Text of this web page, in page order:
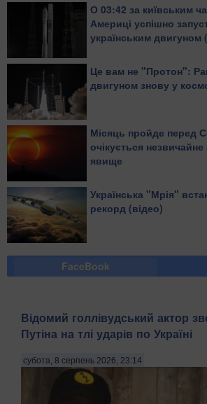
О 03:42 за київським
Америці успішно
українським двигуном
Це вам не "Протон":
двигуном знову у
Місяць пройде перед
очікується
явище
Українська "Мрія"
рекорд (відео)
FaceBook
Відомий голлівудський актор
Путіна на тлі ударів по Україні
субота, 8 серпень 2026, 23:14